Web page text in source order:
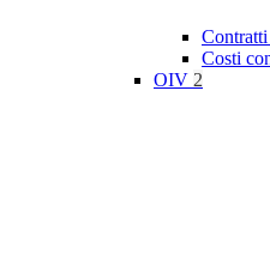
Costi
OIV 2